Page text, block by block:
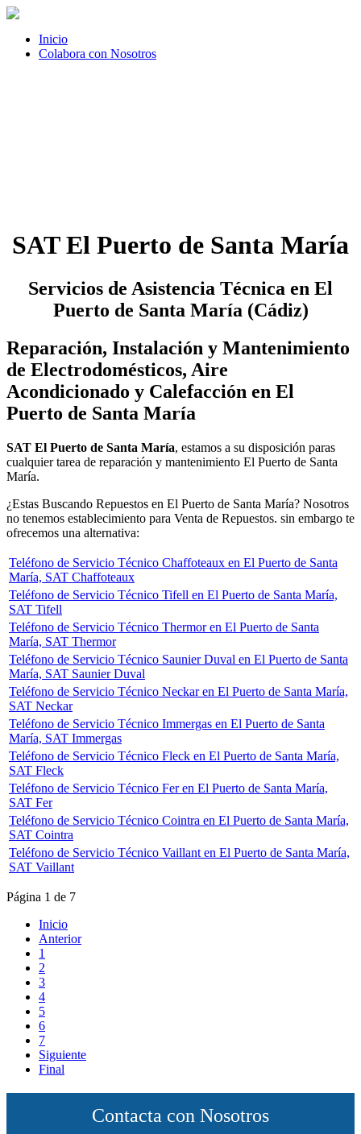
Inicio
Colabora con Nosotros
SAT El Puerto de Santa María
Servicios de Asistencia Técnica en El
Puerto de Santa María (Cádiz)
Reparación, Instalación y Mantenimiento
de Electrodomésticos, Aire
Acondicionado y Calefacción en El
Puerto de Santa María
SAT El Puerto de Santa María, estamos a su disposición paras
cualquier tarea de reparación y mantenimiento El Puerto de Santa
María.
¿Estas Buscando Repuestos en El Puerto de Santa María? Nosotros
no tenemos establecimiento para Venta de Repuestos. sin embargo te
ofrecemos una alternativa:
Teléfono de Servicio Técnico Chaffoteaux en El Puerto de Santa
María, SAT Chaffoteaux
Teléfono de Servicio Técnico Tifell en El Puerto de Santa María,
SAT Tifell
Teléfono de Servicio Técnico Thermor en El Puerto de Santa
María, SAT Thermor
Teléfono de Servicio Técnico Saunier Duval en El Puerto de Santa
María, SAT Saunier Duval
Teléfono de Servicio Técnico Neckar en El Puerto de Santa María,
SAT Neckar
Teléfono de Servicio Técnico Immergas en El Puerto de Santa
María, SAT Immergas
Teléfono de Servicio Técnico Fleck en El Puerto de Santa María,
SAT Fleck
Teléfono de Servicio Técnico Fer en El Puerto de Santa María,
SAT Fer
Teléfono de Servicio Técnico Cointra en El Puerto de Santa María,
SAT Cointra
Teléfono de Servicio Técnico Vaillant en El Puerto de Santa María,
SAT Vaillant
Página 1 de 7
Inicio
Anterior
1
2
3
4
5
6
7
Siguiente
Final
Contacta con Nosotros